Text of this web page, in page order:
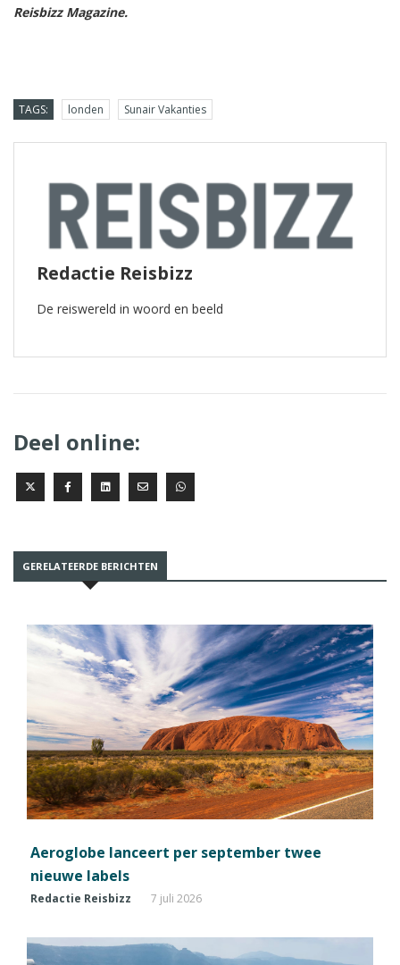
Reisbizz Magazine.
TAGS: londen Sunair Vakanties
Redactie Reisbizz
De reiswereld in woord en beeld
Deel online:
GERELATEERDE BERICHTEN
Aeroglobe lanceert per september twee
nieuwe labels
Redactie Reisbizz 7 juli 2026